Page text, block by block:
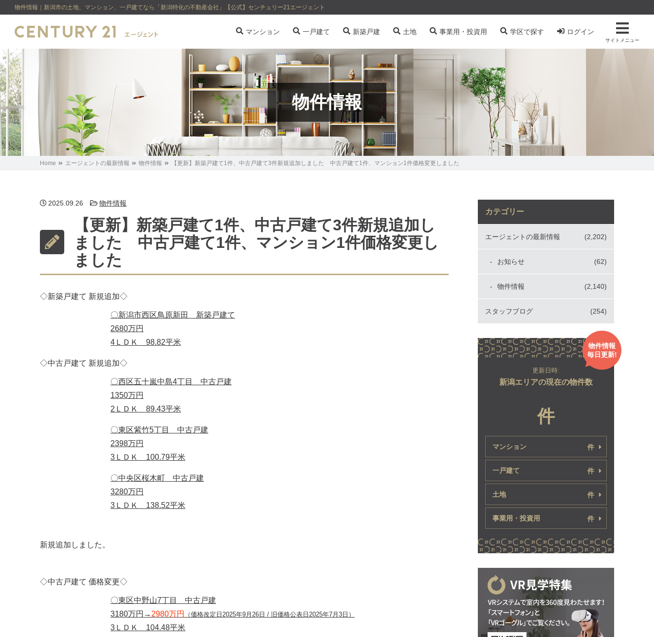
物件情報｜新潟市の土地、マンション、一戸建てなら「新潟特化の不動産会社」【公式】センチュリー21エージェント
マンション 一戸建て 新築戸建 土地 事業用・投資用 学区で探す ログイン
サイトメニュー
物件情報
Home エージェントの最新情報 物件情報 【更新】新築戸建て1件、中古戸建て3件新規追加しました 中古戸建て1件、マンション1件価格変更しました
2025.09.26 物件情報
【更新】新築戸建て1件、中古戸建て3件新規追加し
ました 中古戸建て1件、マンション1件価格変更し
ました
◇新築戸建て 新規追加◇
〇新潟市西区鳥原新田 新築戸建て
2680万円
4ＬＤＫ 98.82平米
◇中古戸建て 新規追加◇
〇西区五十嵐中島4丁目 中古戸建
1350万円
2ＬＤＫ 89.43平米
〇東区紫竹5丁目 中古戸建
2398万円
3ＬＤＫ 100.79平米
〇中央区桜木町 中古戸建
3280万円
3ＬＤＫ 138.52平米
新規追加しました。
◇中古戸建て 価格変更◇
〇東区中野山7丁目 中古戸建
3180万円→ 2980万円 （価格改定日2025年9月26日 / 旧価格公表日2025年7月3日）
3ＬＤＫ 104.48平米
カテゴリー
エージェントの最新情報 (2,202)
お知らせ (62)
物件情報 (2,140)
スタッフブログ (254)
物件情報
毎日更新!
更新日時:
新潟エリアの現在の物件数
件
マンション 件
一戸建て 件
土地 件
事業用・投資用 件